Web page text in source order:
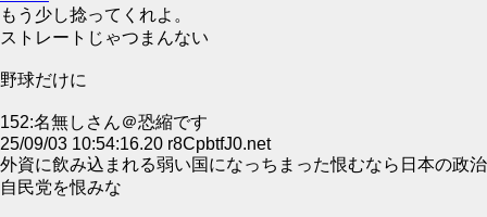
もう少し捻ってくれよ。
ストレートじゃつまんない
野球だけに
152:名無しさん＠恐縮です
25/09/03 10:54:16.20 r8CpbtfJ0.net
外資に飲み込まれる弱い国になっちまった恨むなら日本の政治
自民党を恨みな